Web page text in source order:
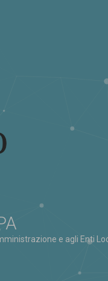
e agli Enti